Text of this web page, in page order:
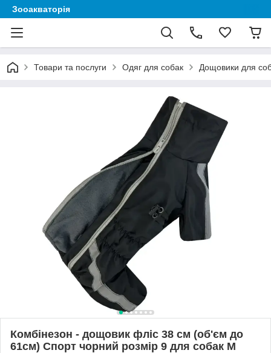
Зооакваторія
Товари та послуги Одяг для собак Дощовики для
Комбінезон - дощовик фліс 38 см (об'єм до
61см) Спорт чорний розмір 9 для собак M